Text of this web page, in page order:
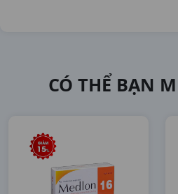
CÓ THỂ BẠN